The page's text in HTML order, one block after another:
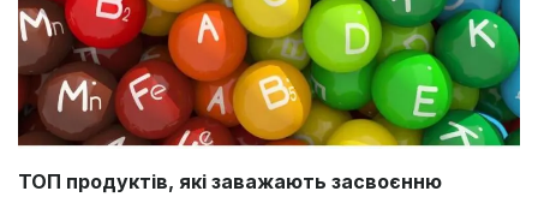
ТОП продуктів, які заважають засвоєнню